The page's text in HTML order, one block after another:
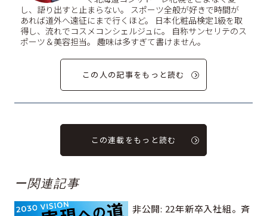
し、語り出すと止まらない。 スポーツ全般が好きで時間が
あれば道外へ遠征にまで行くほど。 日本化粧品検定1級を取
得し、流れでコスメコンシェルジュに。 自称サンセリテのス
ポーツ＆美容担当。 趣味は多すぎて書けません。
この人の記事をもっと読む
この連載をもっと読む
ー関連記事
非公開: 22年新卒入社組。斉